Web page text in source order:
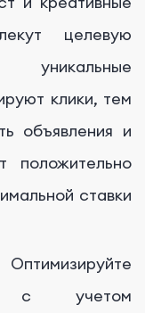
целевую
уникальные
клики, тем
объявления и
положительно
ставки
Оптимизируйте
с учетом